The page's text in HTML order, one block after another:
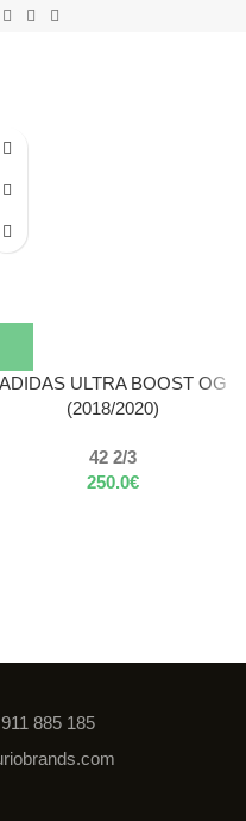
ADIDAS ULTRA BOOST OG
(2018/2020)
42 2/3
250.0€
885 185